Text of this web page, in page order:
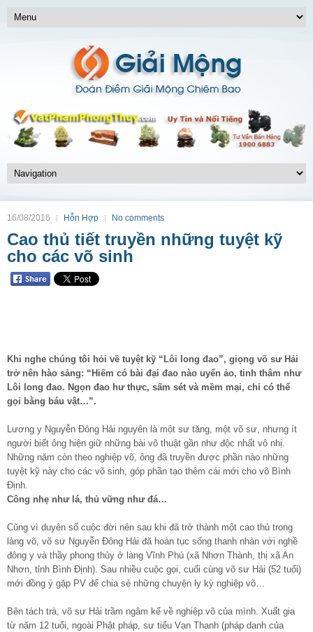
16/08/2016 Hỗn Hợp No comments
Cao thủ tiết truyền những tuyệt kỹ
cho các võ sinh
Khi nghe chúng tôi hỏi về tuyệt kỹ “Lôi long đao”, giọng võ sư Hải
trở nên hào sảng: “Hiếm có bài đại đao nào uyển ảo, tinh thâm như
Lôi long đao. Ngọn đao hư thực, sấm sét và mềm mại, chỉ có thể
gọi bằng báu vật…”.
Lương y Nguyễn Đông Hải nguyên là một sư tăng, một võ sư, nhưng ít
người biết ông hiện giữ những bài võ thuật gần như độc nhất vô nhị.
Những năm còn theo nghiệp võ, ông đã truyền được phần nào những
tuyệt kỹ này cho các võ sinh, góp phần tạo thêm cái mới cho võ Bình
Định.
Công nhẹ như lá, thủ vững như đá…
Cũng vì duyên số cuộc đời nên sau khi đã trở thành một cao thủ trong
làng võ, võ sư Nguyễn Đông Hải đã hoàn tục sống thanh nhàn với nghề
đông y và thầy phong thủy ở làng Vĩnh Phú (xã Nhơn Thành, thị xã An
Nhơn, tỉnh Bình Định). Sau nhiều cuộc gọi, cuối cùng võ sư Hải (52 tuổi)
mới đồng ý gặp PV để chia sẻ những chuyện ly kỳ nghiệp võ…
Bên tách trà, võ sư Hải trầm ngâm kể về nghiệp võ của mình. Xuất gia
từ năm 12 tuổi, ngoài Phật pháp, sư tiểu Vạn Thanh (pháp danh của